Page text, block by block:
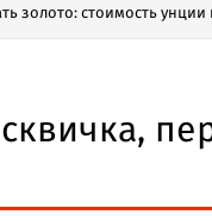
золото: стоимость